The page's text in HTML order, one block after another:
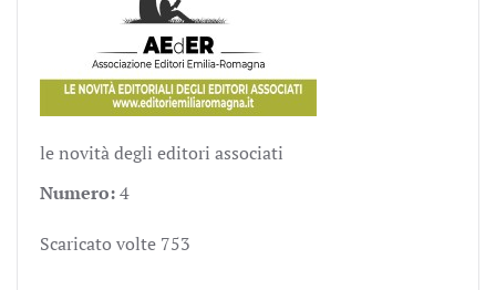
le novità degli editori associati
Numero:4
Scaricato volte 753